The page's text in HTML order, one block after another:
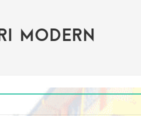
Mempersiapkan Masa Depan:
MODERN